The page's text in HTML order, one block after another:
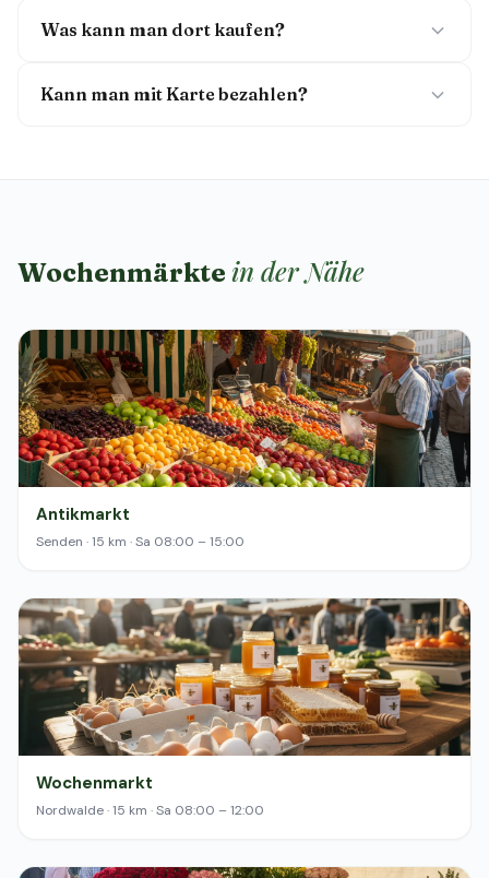
Was kann man dort kaufen?
Kann man mit Karte bezahlen?
Wochenmärkte in der Nähe
Antikmarkt
Senden · 15 km · Sa 08:00 – 15:00
Wochenmarkt
Nordwalde · 15 km · Sa 08:00 – 12:00